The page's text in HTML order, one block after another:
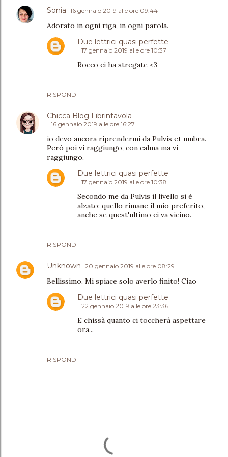
Sonia 16 gennaio 2019 alle ore 09:44
Adorato in ogni riga, in ogni parola.
RISPONDI
Due lettrici quasi perfette
17 gennaio 2019 alle ore 10:37
Rocco ci ha stregate <3
Chicca Blog Librintavola
16 gennaio 2019 alle ore 16:27
io devo ancora riprendermi da Pulvis et umbra.
Però poi vi raggiungo, con calma ma vi
raggiungo.
RISPONDI
Due lettrici quasi perfette
17 gennaio 2019 alle ore 10:38
Secondo me da Pulvis il livello si è
alzato: quello rimane il mio preferito,
anche se quest'ultimo ci va vicino.
Unknown 20 gennaio 2019 alle ore 08:29
Bellissimo. Mi spiace solo averlo finito! Ciao
RISPONDI
Due lettrici quasi perfette
22 gennaio 2019 alle ore 23:36
E chissà quanto ci toccherà aspettare
ora...